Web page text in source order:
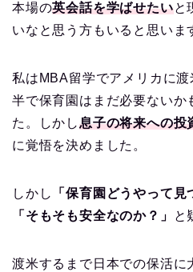
本場の英会話を学ばせたいと
いなと思う方もいると思いま
私はMBA留学でアメリカに
半で保育園はまだ必要ないか
た。しかし息子の将来への投
に覚悟を決めました。
しかし
「保育園どうやって見
「そもそも安全なのか？」
と
渡米するまで日本での保活に